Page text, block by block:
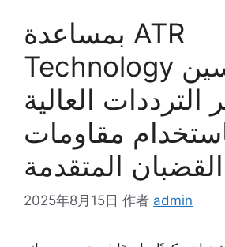
بمساعدة ATR
Technology يمكن تحسين
الترددات العالية
مقاومات
القضبان المتقدمة
2025年8月15日 作者 admin